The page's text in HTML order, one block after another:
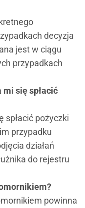
decyzja
jest w ciągu
przypadkach
się spłacić
spłacić pożyczki
przypadku
działań
do rejestru
powinna